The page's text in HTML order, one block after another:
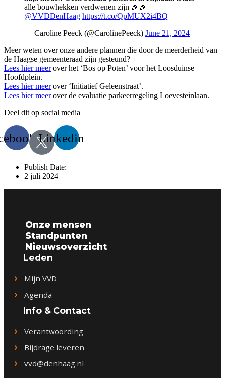
alle bouwhekken verdwenen zijn 🎉🎉
@VVDDenHaag https://t.co/QpMUX2i4BQ
— Caroline Peeck (@CarolinePeeck) June 21, 2024
Meer weten over onze andere plannen die door de meerderheid van
de Haagse gemeenteraad zijn gesteund?
Lees hier meerover het ‘Bos op Poten’ voor het Loosduinse
Hoofdplein.
Lees hier meerover ‘Initiatief Geleenstraat’.
Lees hier meerover de evaluatie parkeerregeling Loevesteinlaan.
Deel dit op social media
Linkedin
Publish Date:
2 juli 2024
Onze mensen
Standpunten
Nieuwsoverzicht
Leden
Mijn VVD
Agenda
Info & Contact
Verantwoording
Bijdrage leveren
vvd@denhaag.nl